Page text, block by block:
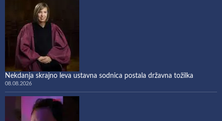
Nekdanja skrajno leva ustavna sodnica postala državna tožilka
08.08.2026